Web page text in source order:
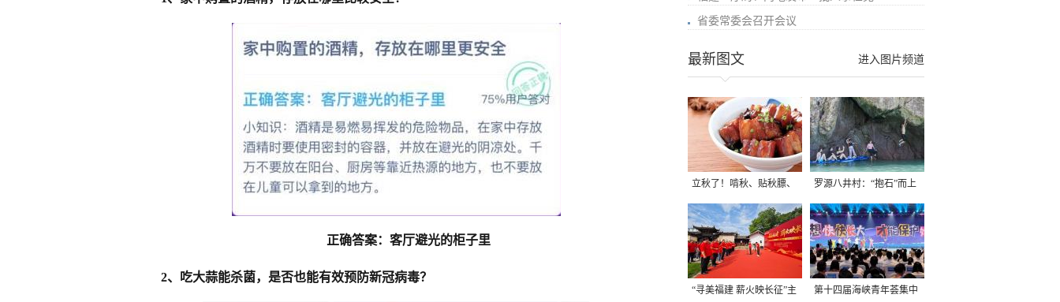
正确答案：客厅避光的柜子里
2、吃大蒜能杀菌，是否也能有效预防新冠病毒？
省委常委会召开会议
进入图片频道
最新图文
立秋了！啃秋、贴秋膘、
晒秋，福建人这样过才够
味→
罗源八井村：“抱石”而上
“寻美福建 薪火映长征”主 第十四届海峡青年荟集中